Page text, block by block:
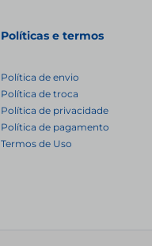
Políticas e termos
Política de envio
Política de troca
Política de privacidade
Política de pagamento
Termos de Uso